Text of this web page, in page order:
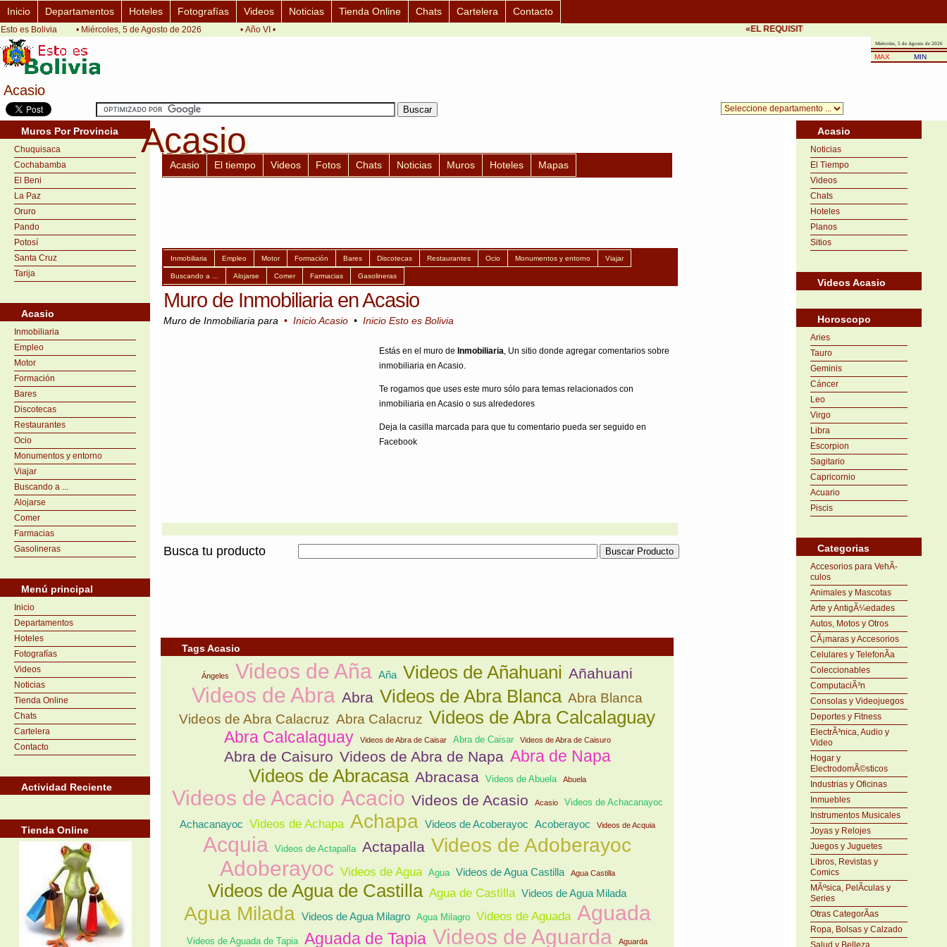
Acasio
Acasio
Inicio Departamentos Hoteles Fotografías Videos Noticias Tienda Online Chats Cartelera Contacto
Esto es Bolivia • Miércoles, 5 de Agosto de 2026 • Año VI • «EL REQUISITO DEL ÉXITO ES LA PRONTITUD
Miércoles, 5 de Agosto de 2026
MAX MIN
Muros Por Provincia
Chuquisaca
Cochabamba
El Beni
La Paz
Oruro
Pando
Potosí
Santa Cruz
Tarija
Acasio
Inmobiliaria
Empleo
Motor
Formación
Bares
Discotecas
Restaurantes
Ocio
Monumentos y entorno
Viajar
Buscando a ...
Alojarse
Comer
Farmacias
Gasolineras
Menú principal
Inicio
Departamentos
Hoteles
Fotografías
Videos
Noticias
Tienda Online
Chats
Cartelera
Contacto
Actividad Reciente
Tienda Online
Acasio
Acasio
Acasio El tiempo Videos Fotos Chats Noticias Muros Hoteles Mapas
Inmobiliaria Empleo Motor Formación Bares Discotecas Restaurantes Ocio Monumentos y entorno Viajar
Buscando a ... Alojarse Comer Farmacias Gasolineras
Muro de Inmobiliaria en Acasio
Muro de Inmobiliaria para • Inicio Acasio • Inicio Esto es Bolivia
Estás en el muro de Inmobiliaria, Un sitio donde agregar comentarios sobre
inmobiliaria en Acasio.
Te rogamos que uses este muro sólo para temas relacionados con
inmobiliaria en Acasio o sus alrededores
Deja la casilla marcada para que tu comentario pueda ser seguido en
Facebook
Busca tu producto
Tags Acasio
Ángeles Videos de Aña Aña Videos de Añahuani Añahuani
Videos de Abra Abra Videos de Abra Blanca Abra Blanca
Videos de Abra Calacruz Abra Calacruz Videos de Abra Calcalaguay
Abra Calcalaguay Videos de Abra de Caisar Abra de Caisar Videos de Abra de Caisuro
Abra de Caisuro Videos de Abra de Napa Abra de Napa
Videos de Abracasa Abracasa Videos de Abuela Abuela
Videos de Acacio Acacio Videos de Acasio Acasio Videos de Achacanayoc
Achacanayoc Videos de Achapa Achapa Videos de Acoberayoc Acoberayoc Videos de Acquia
Acquia Videos de Actapalla Actapalla Videos de Adoberayoc
Adoberayoc Videos de Agua Agua Videos de Agua Castilla Agua Castilla
Videos de Agua de Castilla Agua de Castilla Videos de Agua Milada
Agua Milada Videos de Agua Milagro Agua Milagro Videos de Aguada Aguada
Videos de Aguada de Tapia Aguada de Tapia Videos de Aguarda Aguarda
Acasio
Noticias
El Tiempo
Videos
Chats
Hoteles
Planos
Sitios
Videos Acasio
Horoscopo
Aries
Tauro
Geminis
Cáncer
Leo
Virgo
Libra
Escorpion
Sagitario
Capricornio
Acuario
Piscis
Categorias
Accesorios para VehÃ­
culos
Animales y Mascotas
Arte y AntigÃ¼edades
Autos, Motos y Otros
CÃ¡maras y Accesorios
Celulares y TelefonÃ­a
Coleccionables
ComputaciÃ³n
Consolas y Videojuegos
Deportes y Fitness
ElectrÃ³nica, Audio y
Video
Hogar y
ElectrodomÃ©sticos
Industrias y Oficinas
Inmuebles
Instrumentos Musicales
Joyas y Relojes
Juegos y Juguetes
Libros, Revistas y
Comics
MÃºsica, PelÃ­culas y
Series
Otras CategorÃ­as
Ropa, Bolsas y Calzado
Salud y Belleza